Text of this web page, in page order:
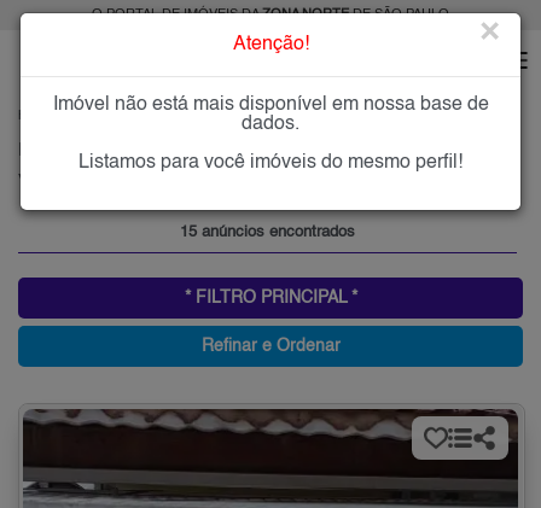
O PORTAL DE IMÓVEIS DAZONA NORTEDE SÃO PAULO
VILA NOVA GALVÃO
Imóveis à Venda na Vila Nova Galvão, Zona Norte de São Paulo
Vila Nova Galvão, Zona Norte
15 anúncios encontrados
* FILTRO PRINCIPAL *
Refinar e Ordenar
Atenção! ×
Imóvel não está mais disponível em nossa base de
dados.
Listamos para você imóveis do mesmo perfil!